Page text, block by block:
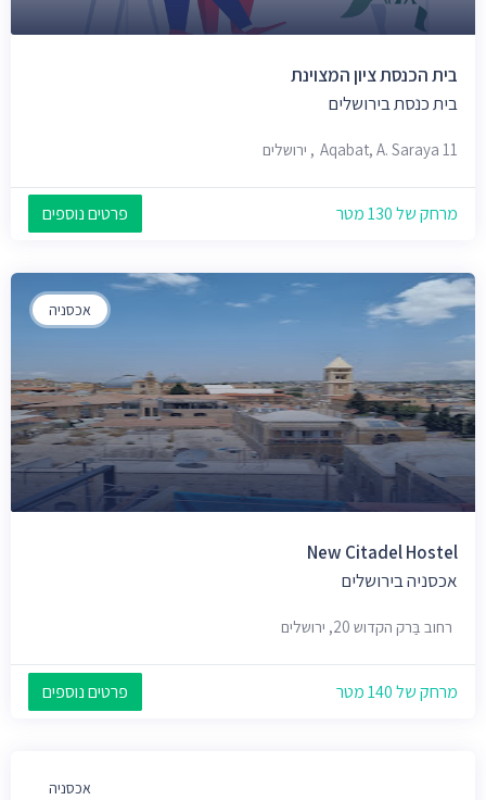
בית הכנסת ציון המצוינת
בית כנסת בירושלים
Aqabat, A. Saraya 11, ירושלים
מרחק של 130 מטר פרטים נוספים
אכסניה
New Citadel Hostel
אכסניה בירושלים
רחוב בַּרק הקדוש 20, ירושלים
מרחק של 140 מטר פרטים נוספים
אכסניה